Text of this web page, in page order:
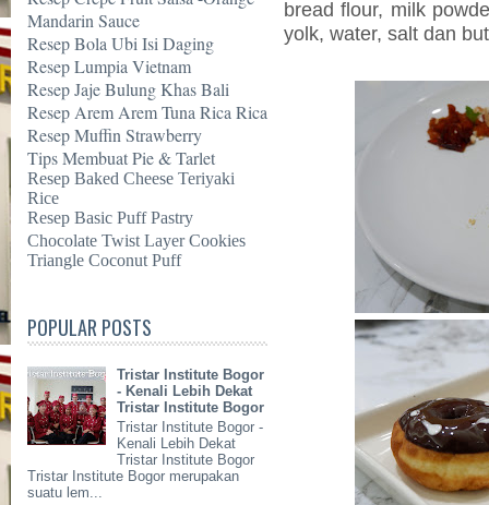
Mandarin Sauce
Resep Bola Ubi Isi Daging
Resep Lumpia Vietnam
Resep Jaje Bulung Khas Bali
Resep Arem Arem Tuna Rica Rica
Resep Muffin Strawberry
Tips Membuat Pie & Tarlet
Resep Baked Cheese Teriyaki
Rice
Resep Basic Puff Pastry
Chocolate Twist Layer Cookies
Triangle Coconut Puff
POPULAR POSTS
Tristar Institute Bogor
- Kenali Lebih Dekat
Tristar Institute Bogor
Tristar Institute Bogor -
Kenali Lebih Dekat
Tristar Institute Bogor
Tristar Institute Bogor merupakan
suatu lem...
bread flour, milk
yolk, water, salt dan